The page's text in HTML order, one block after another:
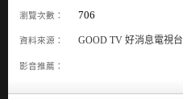
瀏覽次數： 706
資料來源： GOOD TV 好消息電視台
影音推薦：